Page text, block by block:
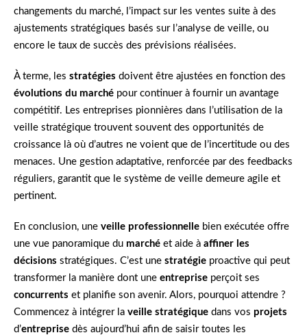
changements du marché, l’impact sur les ventes suite à des
ajustements stratégiques basés sur l’analyse de veille, ou
encore le taux de succès des prévisions réalisées.
À terme, les stratégies doivent être ajustées en fonction des
évolutions du marché pour continuer à fournir un avantage
compétitif. Les entreprises pionnières dans l’utilisation de la
veille stratégique trouvent souvent des opportunités de
croissance là où d’autres ne voient que de l’incertitude ou des
menaces. Une gestion adaptative, renforcée par des feedbacks
réguliers, garantit que le système de veille demeure agile et
pertinent.
En conclusion, une veille professionnelle bien exécutée offre
une vue panoramique du marché et aide à affiner les
décisions stratégiques. C’est une stratégie proactive qui peut
transformer la manière dont une entreprise perçoit ses
concurrents et planifie son avenir. Alors, pourquoi attendre ?
Commencez à intégrer la veille stratégique dans vos projets
d’entreprise dès aujourd’hui afin de saisir toutes les